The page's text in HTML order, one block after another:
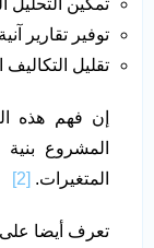
توفير تقارير
تقليل
إن فهم هذه
المشروع
المتغيرات. [2]
تعرف أيضا